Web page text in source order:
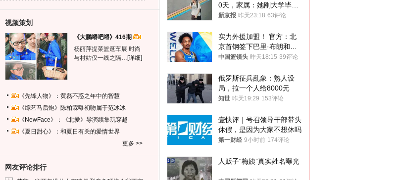
视频策划
《大鹏嘚吧嘚》416期
杨丽萍提菜篮逛车展 时尚
与村姑仅一线之隔… [详细]
《先锋人物》：黄磊不惑之年中的智慧
《综艺马后炮》陈柏霖曝初吻属于范冰冰
《NewFace》：《北爱》导演续集玩穿越
《夏日甜心》：和夏日有关的爱情世界
更多 >>
网友评论排行
0天，家属：她刚大学毕业
想到山里旅行
新京报 昨天23:18 63评论
实力外援加盟！ 官方：北
京首钢签下巴里·布朗和桑
普森
中国篮镜头 昨天18:15 39评论
俄罗斯征兵乱象：熟人设
局，拉一个人给8000元
知世 昨天19:29 153评论
壹快评｜号召领导干部带头
休假，是因为大家不想休吗
第一财经 9小时前 174评论
人贩子“梅姨”真实姓名曝光